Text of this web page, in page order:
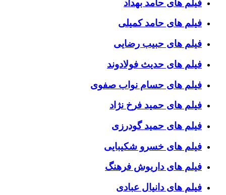
فیلم های حامد بهداد
فیلم های حامد کمیلی
فیلم های حبیب رضایی
فیلم های حدیث فولادوند
فیلم های حسام نواب صفوی
فیلم های حمید فرخ نژاد
فیلم های حمید گودرزی
فیلم های خسرو شکیبایی
فیلم های داریوش فرهنگ
فیلم های دانیال عبادی